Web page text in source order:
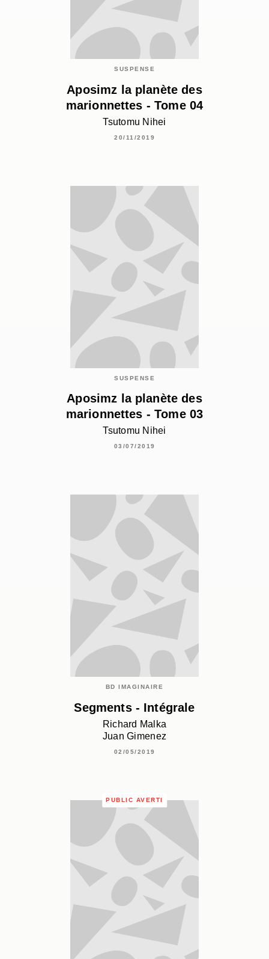
SUSPENSE
Aposimz la planète des
marionnettes - Tome 04
Tsutomu Nihei
20/11/2019
SUSPENSE
Aposimz la planète des
marionnettes - Tome 03
Tsutomu Nihei
03/07/2019
BD IMAGINAIRE
Segments - Intégrale
Richard Malka
Juan Gimenez
02/05/2019
PUBLIC AVERTI